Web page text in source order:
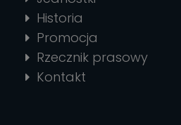
Historia
Promocja
Rzecznik prasowy
Kontakt